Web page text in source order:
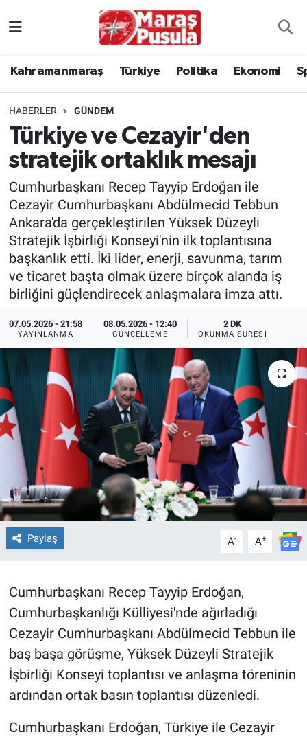
Kahramanmaraş Türkiye Politika Ekonomi
HABERLER GÜNDEM
Türkiye ve Cezayir'den
stratejik ortaklık mesajı
Cumhurbaşkanı Recep Tayyip Erdoğan ile
Cezayir Cumhurbaşkanı Abdülmecid Tebbun
Ankara'da gerçekleştirilen Yüksek Düzeyli
Stratejik İşbirliği Konseyi'nin ilk toplantısına
başkanlık etti. İki lider, enerji, savunma, tarım
ve ticaret başta olmak üzere birçok alanda iş
birliğini güçlendirecek anlaşmalara imza attı.
07.05.2026 - 21:58
YAYINLANMA
08.05.2026 - 12:40
GÜNCELLEME
2 DK
OKUNMA SÜRESI
Paylaş A- A+
Cumhurbaşkanı Recep Tayyip Erdoğan,
Cumhurbaşkanlığı Külliyesi'nde ağırladığı
Cezayir Cumhurbaşkanı Abdülmecid Tebbun ile
baş başa görüşme, Yüksek Düzeyli Stratejik
İşbirliği Konseyi toplantısı ve anlaşma töreninin
ardından ortak basın toplantısı düzenledi.
Cumhurbaşkanı Erdoğan, Türkiye ile Cezayir
Türkiye
Politika
Ekonomi
Spor
Kültür Sanat
Sağlık
TEKNOLOJİ
Dünya
İlçeler
MAGAZİN
Bilim, Teknoloji
ASAYİŞ
ÇEVRE
EĞİTİM
BİLİM VE TEKNOLOJİ
Güvenlik
İstanbul Namaz Vakitleri
İstanbul Trafik Yoğunluk Haritası
Süper Lig Puan Durumu ve Fikstür
Tüm Manşetler
Son Dakika Haberleri
Haber Arşivi